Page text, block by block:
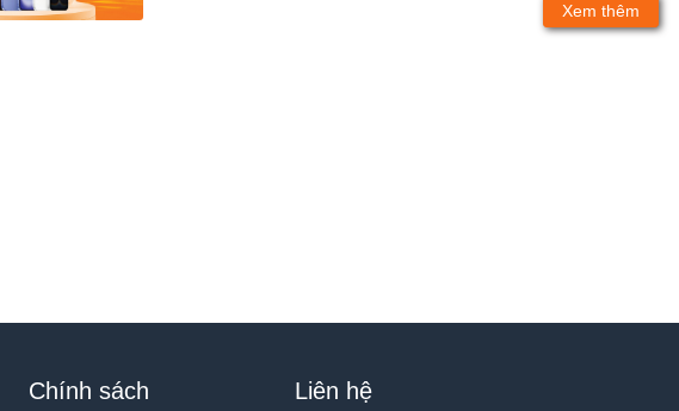
Xem thêm
Chính sách Liên hệ